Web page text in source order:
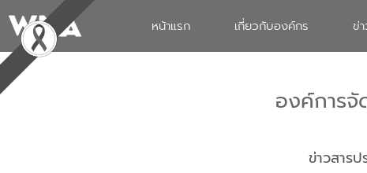
หน้าแรก เกี่ยวกับองค์กร ข่
องค์การจั
ข่าวสาร